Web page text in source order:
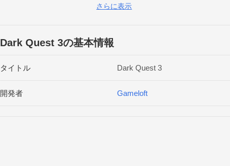
- やりこみ必至!16のアリーナと4種類の難易度が闘争本能を刺激す
- 好きなアリーナに戻って自己ベスト更新を狙うもよし、デイリーチ
- ウォーロード、スカウト、シャーマン、メイジといった4クラスに
さらに表示
Dark Quest 3の基本情報
タイトル Dark Quest 3
開発者 Gameloft